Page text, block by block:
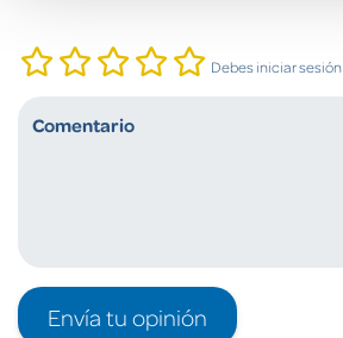
Debes iniciar
Envía tu opinión